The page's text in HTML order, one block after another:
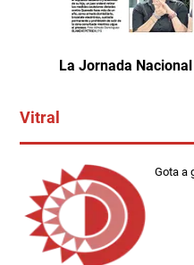
La Jornada
Vitral
Gota a